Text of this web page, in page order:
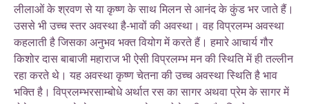
लीलाओं के श्रवण से या कृष्ण के साथ मिलन से आनंद के कुंड भर जाते हैं।
उससे भी उच्च स्तर अवस्था है-भावों की अवस्था। वह विप्रलम्भ अवस्था
कहलाती है जिसका अनुभव भक्त वियोग में करते हैं। हमारे आचार्य गौर
किशोर दास बाबाजी महाराज भी ऐसी विप्रलम्भ मन की स्थिति में ही तल्लीन
रहा करते थे। यह अवस्था कृष्ण चेतना की उच्च अवस्था स्थिति है भाव
भक्ति है। विप्रलम्भरसाम्बोधे अर्थात रस का सागर अथवा प्रेम के सागर में